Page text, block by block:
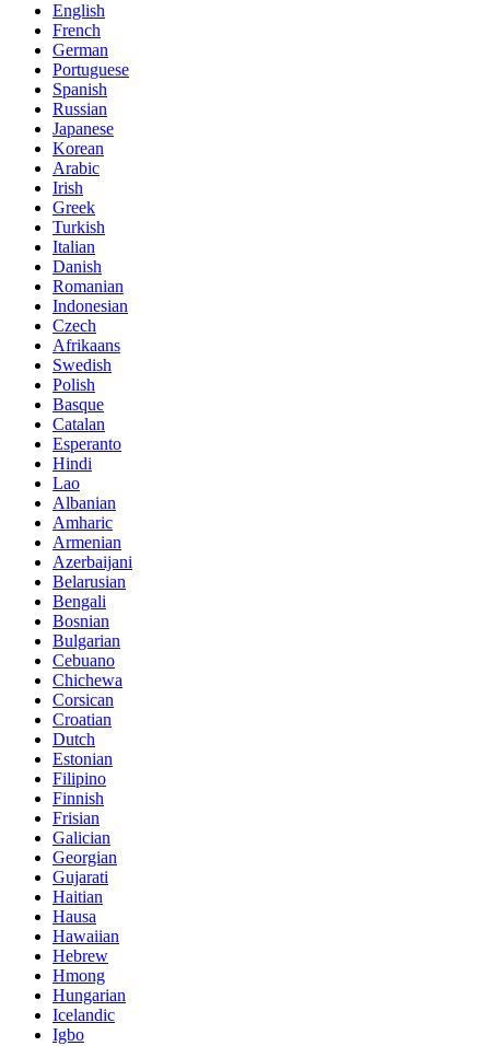
English
French
German
Portuguese
Spanish
Russian
Japanese
Korean
Arabic
Irish
Greek
Turkish
Italian
Danish
Romanian
Indonesian
Czech
Afrikaans
Swedish
Polish
Basque
Catalan
Esperanto
Hindi
Lao
Albanian
Amharic
Armenian
Azerbaijani
Belarusian
Bengali
Bosnian
Bulgarian
Cebuano
Chichewa
Corsican
Croatian
Dutch
Estonian
Filipino
Finnish
Frisian
Galician
Georgian
Gujarati
Haitian
Hausa
Hawaiian
Hebrew
Hmong
Hungarian
Icelandic
Igbo